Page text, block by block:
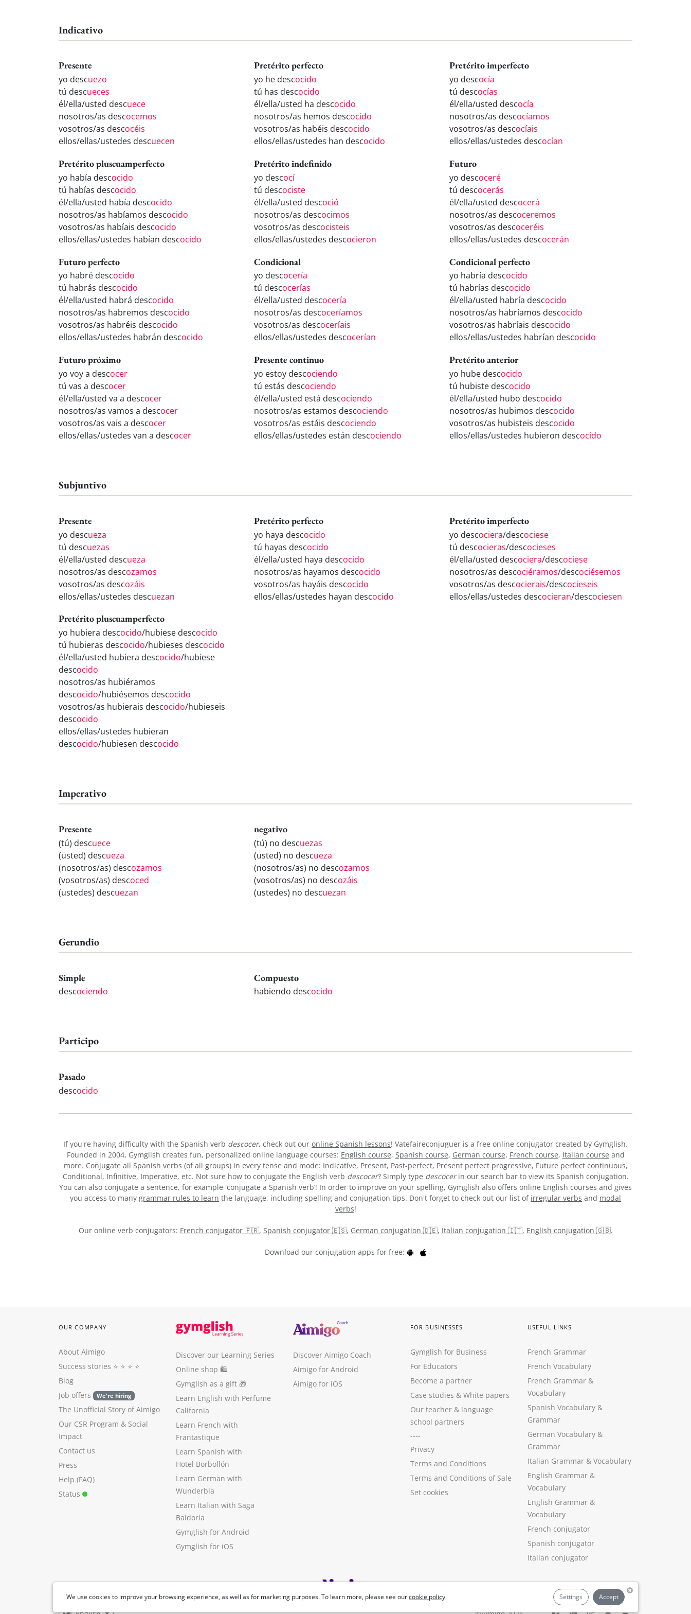
Indicativo
Presente
yo descuezo
tú descueces
él/ella/usted descuece
nosotros/as descocemos
vosotros/as descocéis
ellos/ellas/ustedes descuecen
Pretérito perfecto
yo he descocido
tú has descocido
él/ella/usted ha descocido
nosotros/as hemos descocido
vosotros/as habéis descocido
ellos/ellas/ustedes han descocido
Pretérito imperfecto
yo descocía
tú descocías
él/ella/usted descocía
nosotros/as descocíamos
vosotros/as descocíais
ellos/ellas/ustedes descocían
Pretérito pluscuamperfecto
yo había descocido
tú habías descocido
él/ella/usted había descocido
nosotros/as habíamos descocido
vosotros/as habíais descocido
ellos/ellas/ustedes habían descocido
Pretérito indefinido
yo descocí
tú descociste
él/ella/usted descoció
nosotros/as descocimos
vosotros/as descocisteis
ellos/ellas/ustedes descocieron
Futuro
yo descoceré
tú descocerás
él/ella/usted descocerá
nosotros/as descoceremos
vosotros/as descoceréis
ellos/ellas/ustedes descocerán
Futuro perfecto
yo habré descocido
tú habrás descocido
él/ella/usted habrá descocido
nosotros/as habremos descocido
vosotros/as habréis descocido
ellos/ellas/ustedes habrán descocido
Condicional
yo descocería
tú descocerías
él/ella/usted descocería
nosotros/as descoceríamos
vosotros/as descoceríais
ellos/ellas/ustedes descocerían
Condicional perfecto
yo habría descocido
tú habrías descocido
él/ella/usted habría descocido
nosotros/as habríamos descocido
vosotros/as habríais descocido
ellos/ellas/ustedes habrían descocido
Futuro próximo
yo voy a descocer
tú vas a descocer
él/ella/usted va a descocer
nosotros/as vamos a descocer
vosotros/as vais a descocer
ellos/ellas/ustedes van a descocer
Presente continuo
yo estoy descociendo
tú estás descociendo
él/ella/usted está descociendo
nosotros/as estamos descociendo
vosotros/as estáis descociendo
ellos/ellas/ustedes están descociendo
Pretérito anterior
yo hube descocido
tú hubiste descocido
él/ella/usted hubo descocido
nosotros/as hubimos descocido
vosotros/as hubisteis descocido
ellos/ellas/ustedes hubieron descocido
Subjuntivo
Presente
yo descueza
tú descuezas
él/ella/usted descueza
nosotros/as descozamos
vosotros/as descozáis
ellos/ellas/ustedes descuezan
Pretérito perfecto
yo haya descocido
tú hayas descocido
él/ella/usted haya descocido
nosotros/as hayamos descocido
vosotros/as hayáis descocido
ellos/ellas/ustedes hayan descocido
Pretérito imperfecto
yo descociera/descociese
tú descocieras/descocieses
él/ella/usted descociera/descociese
nosotros/as descociéramos/descociésemos
vosotros/as descocierais/descocieseis
ellos/ellas/ustedes descocieran/descociesen
Pretérito pluscuamperfecto
yo hubiera descocido/hubiese descocido
tú hubieras descocido/hubieses descocido
él/ella/usted hubiera descocido/hubiese
descocido
nosotros/as hubiéramos
descocido/hubiésemos descocido
vosotros/as hubierais descocido/hubieseis
descocido
ellos/ellas/ustedes hubieran
descocido/hubiesen descocido
Imperativo
Presente
(tú) descuece
(usted) descueza
(nosotros/as) descozamos
(vosotros/as) descoced
(ustedes) descuezan
negativo
(tú) no descuezas
(usted) no descueza
(nosotros/as) no descozamos
(vosotros/as) no descozáis
(ustedes) no descuezan
Gerundio
Simple
descociendo
Compuesto
habiendo descocido
Participo
Pasado
descocido
If you're having difficulty with the Spanish verb descocer, check out our online Spanish lessons! Vatefaireconjuguer is a free online conjugator created by Gymglish.
Founded in 2004, Gymglish creates fun, personalized online language courses: English course, Spanish course, German course, French course, Italian course and
more. Conjugate all Spanish verbs (of all groups) in every tense and mode: Indicative, Present, Past-perfect, Present perfect progressive, Future perfect continuous,
Conditional, Infinitive, Imperative, etc. Not sure how to conjugate the English verb descocer? Simply type descocerin our search bar to view its Spanish conjugation.
You can also conjugate a sentence, for example 'conjugate a Spanish verb’! In order to improve on your spelling, Gymglish also offers online English courses and gives
you access to many grammar rules to learn the language, including spelling and conjugation tips. Don't forget to check out our list of irregular verbs and modal
verbs!
Our online verb conjugators: French conjugator 🇫🇷, Spanish conjugator 🇪🇸, German conjugation 🇩🇪, Italian conjugation 🇮🇹, English conjugation 🇬🇧.
Download our conjugation apps for free:
We use cookies to improve your browsing experience, as well as for marketing purposes. To learn more, please see ourcookie policy. Settings Accept
OUR COMPANY
About Aimigo
Success stories ⭐️ ⭐️ ⭐️ ⭐️
Blog
Job offers
We're hiring
The Unofficial Story of Aimigo
Our CSR Program & Social
Impact
Contact us
Press
Help (FAQ)
Status
Discover our Learning Series
Online shop 🛍
Gymglish as a gift 🎁
Learn English with Perfume
California
Learn French with
Frantastique
Learn Spanish with
Hotel Borbollón
Learn German with
Wunderbla
Learn Italian with Saga
Baldoria
Gymglish for Android
Gymglish for iOS
Discover Aimigo Coach
Aimigo for Android
Aimigo for iOS
FOR BUSINESSES
Gymglish for Business
For Educators
Become a partner
Case studies & White papers
Our teacher & language
school partners
----
Privacy
Terms and Conditions
Terms and Conditions of Sale
Set cookies
USEFUL LINKS
French Grammar
French Vocabulary
French Grammar &
Vocabulary
Spanish Vocabulary &
Grammar
German Vocabulary &
Grammar
Italian Grammar & Vocabulary
English Grammar &
Vocabulary
English Grammar &
Vocabulary
French conjugator
Spanish conjugator
Italian conjugator